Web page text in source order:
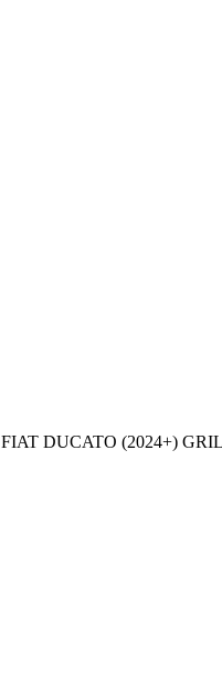
FIAT DUCATO (2024+)